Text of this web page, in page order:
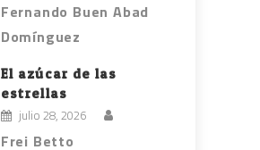
Fernando Buen Abad
Domínguez
El azúcar de las
estrellas
julio 28, 2026
Frei Betto